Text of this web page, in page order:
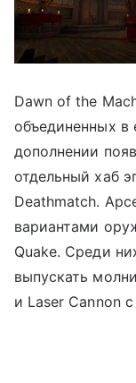
Dawn of the
объединенных
дополнении
отдельный хаб
Deathmatch.
вариантами
Quake. Среди
выпускать
и Laser Cannon